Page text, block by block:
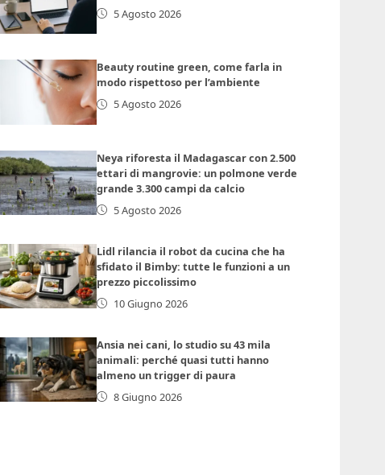
5 Agosto 2026
Beauty routine green, come farla in
modo rispettoso per l’ambiente
5 Agosto 2026
Neya riforesta il Madagascar con 2.500
ettari di mangrovie: un polmone verde
grande 3.300 campi da calcio
5 Agosto 2026
Lidl rilancia il robot da cucina che ha
sfidato il Bimby: tutte le funzioni a un
prezzo piccolissimo
10 Giugno 2026
Ansia nei cani, lo studio su 43 mila
animali: perché quasi tutti hanno
almeno un trigger di paura
8 Giugno 2026